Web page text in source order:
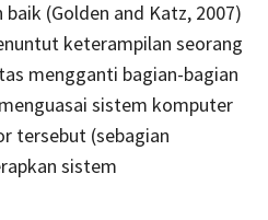
(Golden and Katz, 2007)
keterampilan seorang
mengganti bagian-bagian
sistem komputer
tersebut (sebagian
sistem